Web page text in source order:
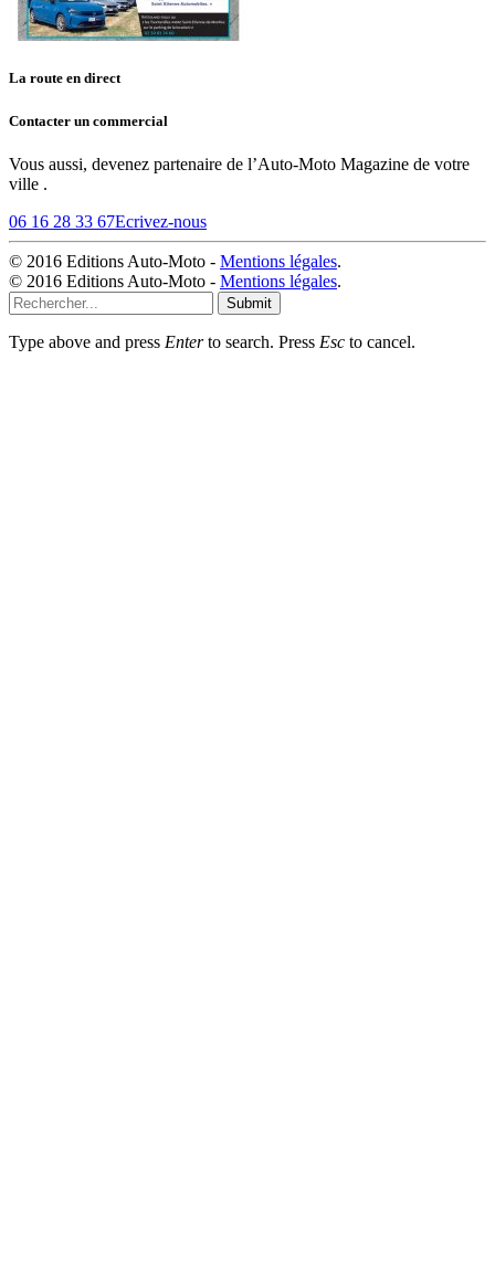
La route en direct
Contacter un commercial
Vous aussi, devenez partenaire de l’Auto-Moto Magazine de votre
ville .
06 16 28 33 67Ecrivez-nous
© 2016 Editions Auto-Moto - Mentions légales.
© 2016 Editions Auto-Moto - Mentions légales.
Submit
Type above and press Enterto search. Press Esc to cancel.